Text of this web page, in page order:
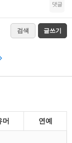
댓글
검색 글쓰기
머 연예